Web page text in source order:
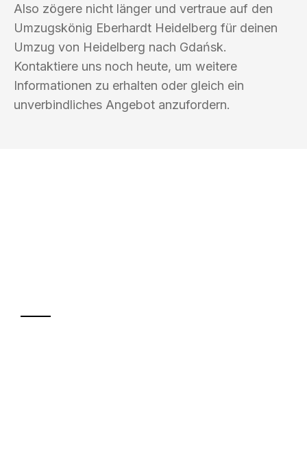
Also zögere nicht länger und vertraue auf den
Umzugskönig Eberhardt Heidelberg für deinen
Umzug von Heidelberg nach Gdańsk.
Kontaktiere uns noch heute, um weitere
Informationen zu erhalten oder gleich ein
unverbindliches Angebot anzufordern.